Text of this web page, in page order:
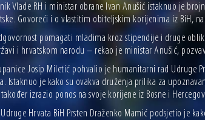
Vlade RH i ministar obrane Ivan Anušić istaknuo je
Govoreći i o vlastitim obiteljskim korijenima iz BiH,
pomagati mladima kroz stipendije i druge
i hrvatskom narodu – rekao je ministar Anušić,
Josip Miletić pohvalio je humanitarni rad Udruge
Istaknuo je kako su ovakva druženja prilika za
izrazio ponos na svoje korijene iz Bosne i
Hrvata BiH Prsten Draženko Mamić podsjetio je